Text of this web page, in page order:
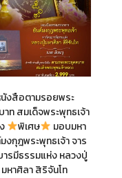
งสือตามรอยพระ
ท สมเด็จพระพุทธเจ้า
พิเศษ
มอบมหา
งกุฎพระพุทธเจ้า จาร
ารมีธรรมแห่ง หลวงปู่
มหาศิลา สิริจันโท